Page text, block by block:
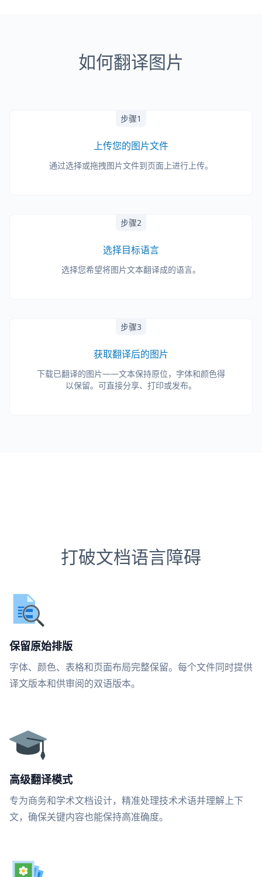
如何翻译图片
步骤1
上传您的图片文件
通过选择或拖拽图片文件到页面上进行上传。
步骤2
选择目标语言
选择您希望将图片文本翻译成的语言。
步骤3
获取翻译后的图片
下载已翻译的图片——文本保持原位，字体和颜色得
以保留。可直接分享、打印或发布。
打破文档语言障碍
保留原始排版
字体、颜色、表格和页面布局完整保留。每个文件同时提供
译文版本和供审阅的双语版本。
高级翻译模式
专为商务和学术文档设计，精准处理技术术语并理解上下
文，确保关键内容也能保持高准确度。